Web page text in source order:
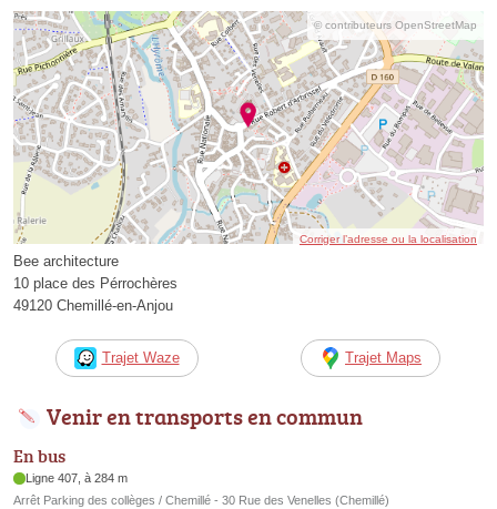
© contributeurs OpenStreetMap
Corriger l’adresse ou la localisation
Bee architecture
10 place des Pérrochères
49120 Chemillé-en-Anjou
Trajet Waze Trajet Maps
Venir en transports en commun
En bus
Ligne 407, à 284 m
Arrêt Parking des collèges / Chemillé - 30 Rue des Venelles (Chemillé)